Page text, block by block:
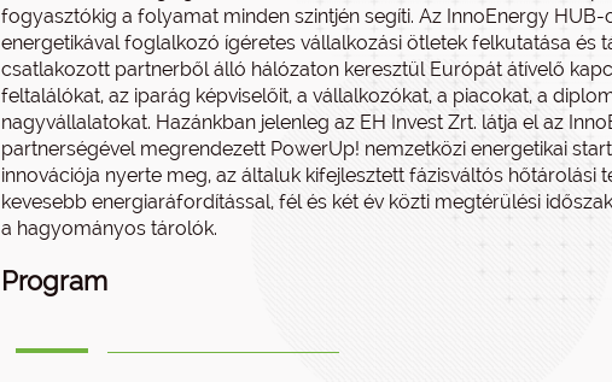
fogyasztókig a folyamat minden szintjén segíti. Az InnoEnergy
energetikával foglalkozó ígéretes vállalkozási ötletek felkutatása és
csatlakozott partnerből álló hálózaton keresztül Európát átívelő
feltalálókat, az iparág képviselőit, a vállalkozókat, a piacokat, a
nagyvállalatokat. Hazánkban jelenleg az EH Invest Zrt. látja el az
partnerségével megrendezett PowerUp! nemzetközi energetikai
innovációja nyerte meg, az általuk kifejlesztett fázisváltós
kevesebb energiaráfordítással, fél és két év közti megtérülési
a hagyományos tárolók.
Program